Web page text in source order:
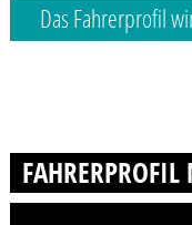
Das Fahrerprofil
FAHRERPROFIL